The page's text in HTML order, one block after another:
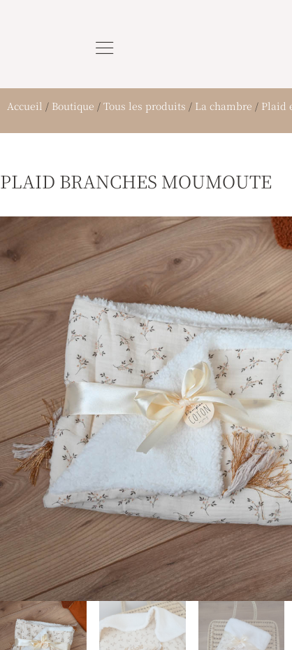
Accueil / Boutique / Tous les produits / La chambre / Plaid
PLAID BRANCHES MOUMOUTE